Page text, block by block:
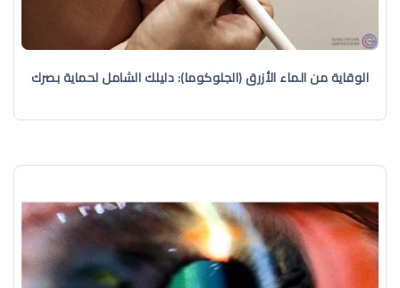
الوقاية من الماء الأزرق (الجلوكوما): دليلك الشامل لحماية بصرك